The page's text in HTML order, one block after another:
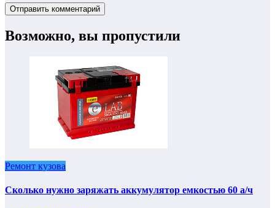
Возможно, вы пропустили
Ремонт кузова
Сколько нужно заряжать аккумулятор емкостью 60 а/ч